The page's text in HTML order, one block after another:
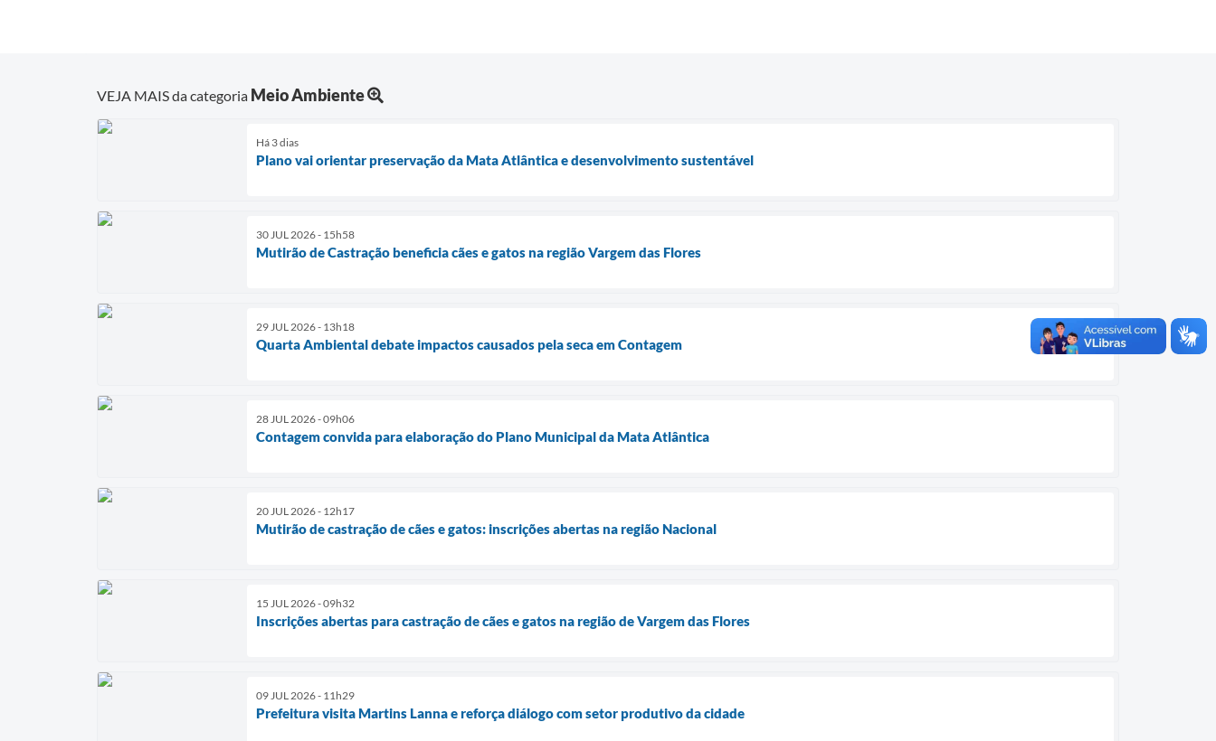
VEJA MAIS da categoria Meio Ambiente
Há 3 dias
Plano vai orientar preservação da Mata Atlântica e desenvolvimento sustentável
30 JUL 2026 - 15h58
Mutirão de Castração beneficia cães e gatos na região Vargem das Flores
29 JUL 2026 - 13h18
Quarta Ambiental debate impactos causados pela seca em Contagem
28 JUL 2026 - 09h06
Contagem convida para elaboração do Plano Municipal da Mata Atlântica
20 JUL 2026 - 12h17
Mutirão de castração de cães e gatos: inscrições abertas na região Nacional
15 JUL 2026 - 09h32
Inscrições abertas para castração de cães e gatos na região de Vargem das Flores
09 JUL 2026 - 11h29
Prefeitura visita Martins Lanna e reforça diálogo com setor produtivo da cidade